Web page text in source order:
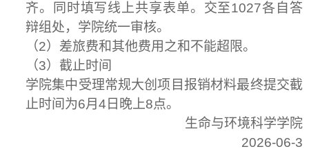
齐。同时填写线上共享表单。交至1027各自答
辩组处，学院统一审核。
（2）差旅费和其他费用之和不能超限。
（3）截止时间
学院集中受理常规大创项目报销材料最终提交截
止时间为6月 4 日晚上8点。
生命与环境科学学院
2026-06-3